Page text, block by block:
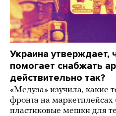
Украина утверждает,
помогает снабжать
действительно так?
«Медуза» изучила, какие
фронта на маркетплейсах
пластиковые мешки для